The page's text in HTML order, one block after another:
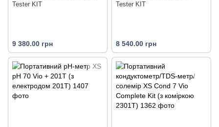
Tester KIT
9 380.00 грн
Tester KIT
8 540.00 грн